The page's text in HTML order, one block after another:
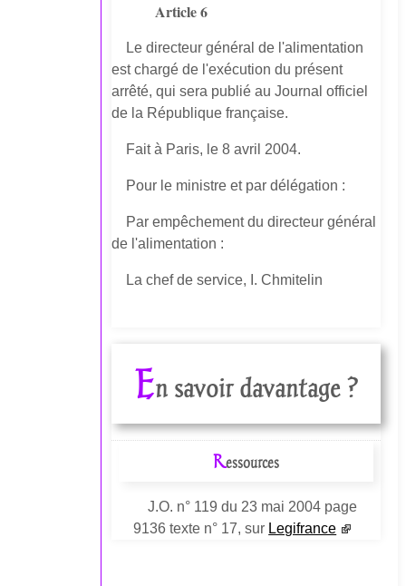
Article 6
Le directeur général de l'alimentation
est chargé de l'exécution du présent
arrêté, qui sera publié au Journal officiel
de la République française.
Fait à Paris, le 8 avril 2004.
Pour le ministre et par délégation :
Par empêchement du directeur général
de l'alimentation :
La chef de service, I. Chmitelin
En savoir davantage ?
Ressources
J.O. n° 119 du 23 mai 2004 page
9136 texte n° 17, sur Legifrance